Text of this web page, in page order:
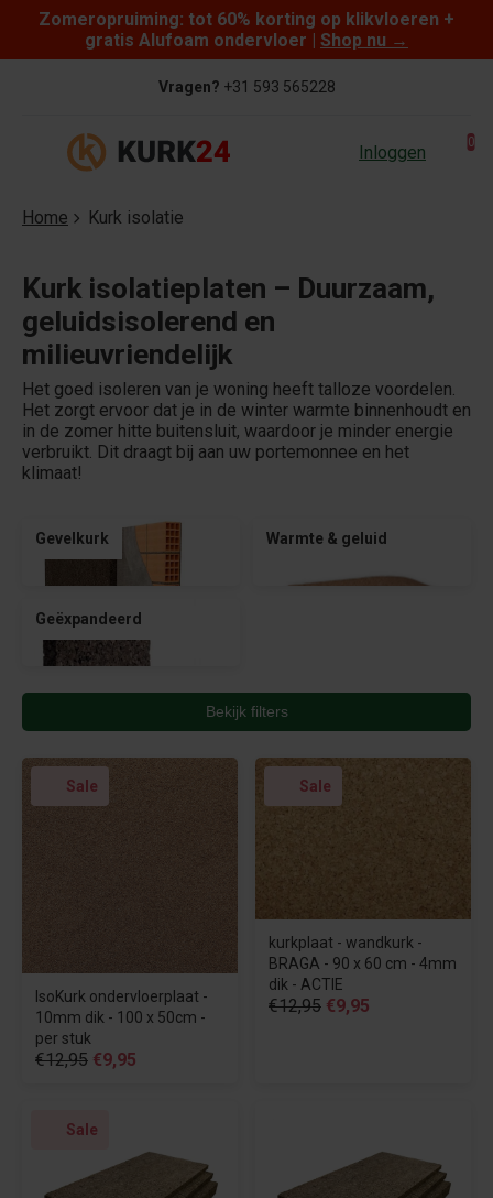
Skip to content
Zomeropruiming: tot 60% korting op klikvloeren +
gratis Alufoam ondervloer | Shop nu →
Vragen? +31 593 565228
Inloggen 0
Home Kurk isolatie
Kurk isolatieplaten – Duurzaam,
geluidsisolerend en
milieuvriendelijk
Het goed isoleren van je woning heeft talloze voordelen.
Het zorgt ervoor dat je in de winter warmte binnenhoudt en
in de zomer hitte buitensluit, waardoor je minder energie
verbruikt. Dit draagt bij aan uw portemonnee en het
klimaat!
Gevelkurk Warmte & geluid
Geëxpandeerd
Bekijk filters
Sale
IsoKurk ondervloerplaat -
10mm dik - 100 x 50cm -
per stuk
€12,95 €9,95
Sale
kurkplaat - wandkurk -
BRAGA - 90 x 60 cm - 4mm
dik - ACTIE
€12,95 €9,95
Sale